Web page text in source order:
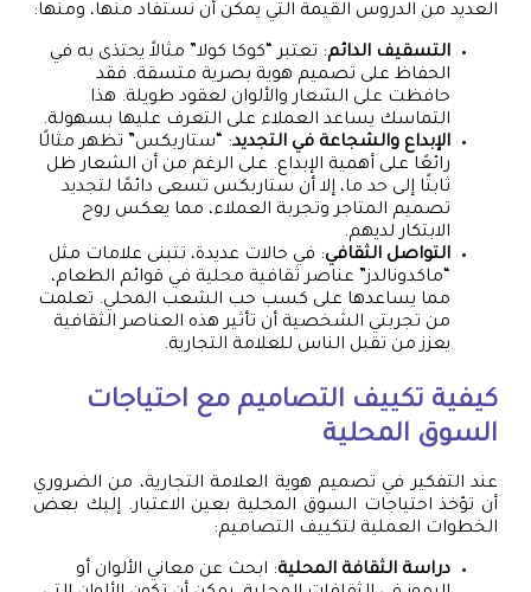
العديد من الدروس القيمة التي يمكن أن نستفاد منها، ومنها:
التسقيف الدائم: تعتبر “كوكا كولا” مثالاً يحتذى به في
الحفاظ على تصميم هوية بصرية متسقة. فقد
حافظت على الشعار والألوان لعقود طويلة. هذا
التماسك يساعد العملاء على التعرف عليها بسهولة.
الإبداع والشجاعة في التجديد: “ستاربكس” تظهر مثالًا
رائعًا على أهمية الإبداع. على الرغم من أن الشعار ظل
ثابتًا إلى حد ما، إلا أن ستاربكس تسعى دائمًا لتجديد
تصميم المتاجر وتجربة العملاء، مما يعكس روح
الابتكار لديهم.
التواصل الثقافي: في حالات عديدة، تتبنى علامات مثل
“ماكدونالدز” عناصر ثقافية محلية في قوائم الطعام،
مما يساعدها على كسب حب الشعب المحلي. تعلمت
من تجربتي الشخصية أن تأثير هذه العناصر الثقافية
يعزز من تقبل الناس للعلامة التجارية.
كيفية تكييف التصاميم مع احتياجات
السوق المحلية
عند التفكير في تصميم هوية العلامة التجارية، من الضروري
أن تؤخذ احتياجات السوق المحلية بعين الاعتبار. إليك بعض
الخطوات العملية لتكييف التصاميم:
دراسة الثقافة المحلية: ابحث عن معاني الألوان أو